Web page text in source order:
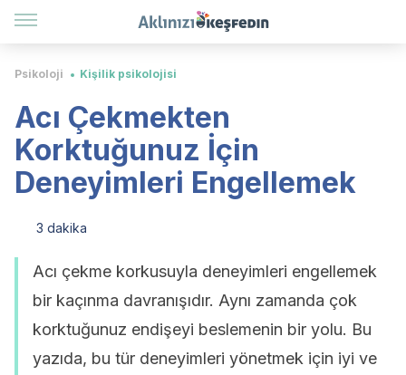
Psikoloji Kişilik psikolojisi
Acı Çekmekten
Korktuğunuz İçin
Deneyimleri Engellemek
3 dakika
Acı çekme korkusuyla deneyimleri engellemek
bir kaçınma davranışıdır. Aynı zamanda çok
korktuğunuz endişeyi beslemenin bir yolu. Bu
yazıda, bu tür deneyimleri yönetmek için iyi ve